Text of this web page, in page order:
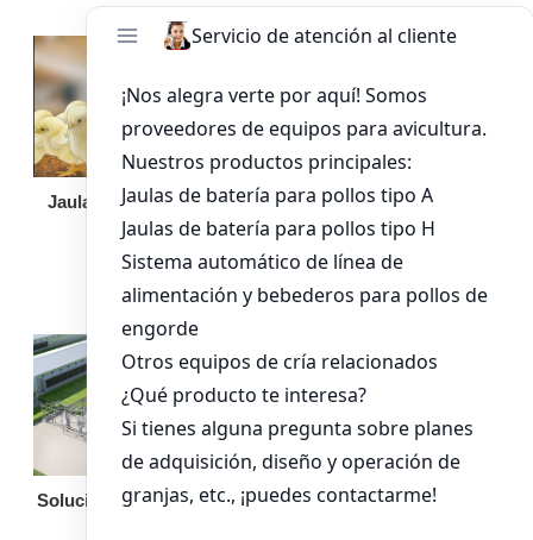
Jaula de pollo pollita
Bandeja de
alimentación para
pollos de engorde
Solución llave en mano Otro equipo